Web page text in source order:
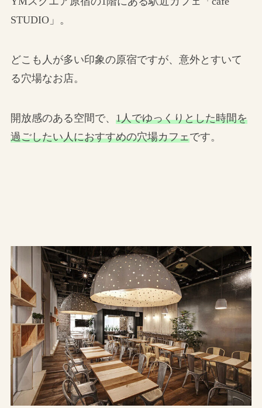
STUDIO」。
どこも人が多い印象の原宿ですが、意外とすいて
る穴場なお店。
開放感のある空間で、 1人でゆっくりとした時間を
過ごしたい人におすすめの穴場カフェです。